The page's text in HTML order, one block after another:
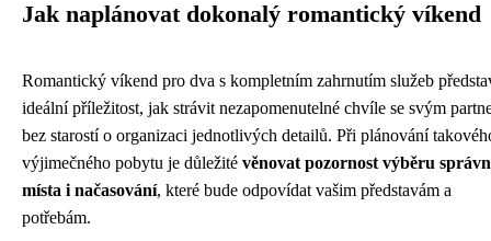
Jak naplánovat dokonalý romantický víkend
Romantický víkend pro dva s kompletním zahrnutím služeb
ideální příležitost, jak strávit nezapomenutelné chvíle se svým
bez starostí o organizaci jednotlivých detailů. Při plánování
výjimečného pobytu je důležité věnovat pozornost výběru
místa i načasování, které bude odpovídat vašim představám a
potřebám.